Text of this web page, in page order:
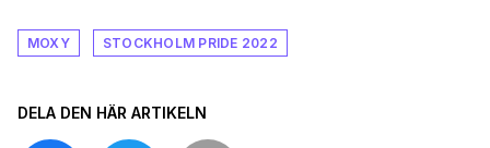
MOXY STOCKHOLM PRIDE 2022
DELA DEN HÄR ARTIKELN